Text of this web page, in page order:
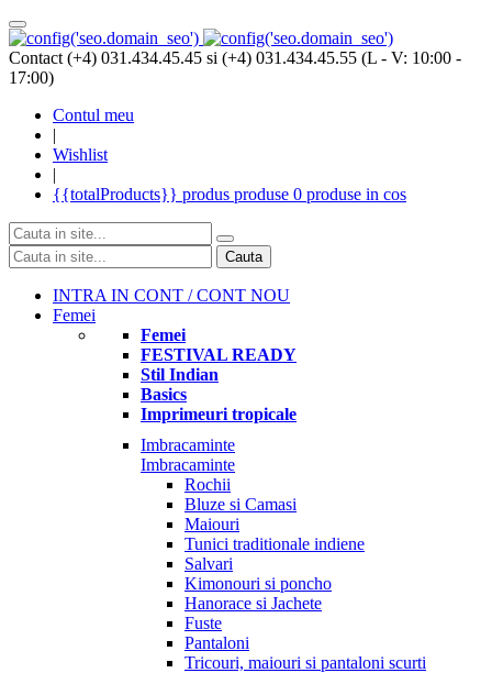
Contact (+4) 031.434.45.45 si (+4) 031.434.45.55 (L - V: 10:00 -
17:00)
Contul meu
|
Wishlist
|
{{totalProducts}} produs produse 0 produse in cos
Cauta
INTRA IN CONT / CONT NOU
Femei
Femei
FESTIVAL READY
Stil Indian
Basics
Imprimeuri tropicale
Imbracaminte
Imbracaminte
Rochii
Bluze si Camasi
Maiouri
Tunici traditionale indiene
Salvari
Kimonouri si poncho
Hanorace si Jachete
Fuste
Pantaloni
Tricouri, maiouri si pantaloni scurti